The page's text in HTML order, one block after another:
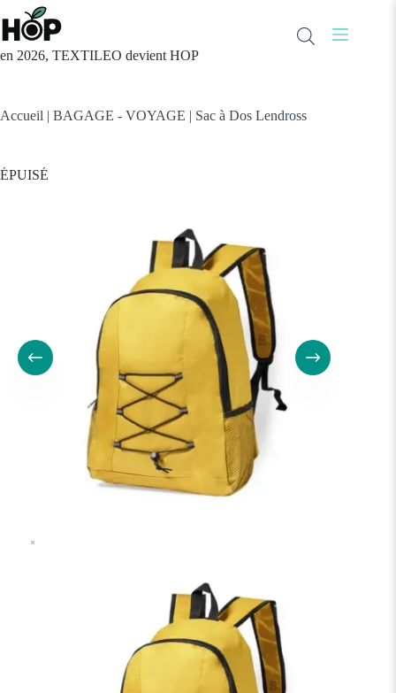
Passer
au
contenu
en 2026, TEXTILEO devient HOP
Accueil | BAGAGE - VOYAGE | Sac à Dos Lendross
ÉPUISÉ